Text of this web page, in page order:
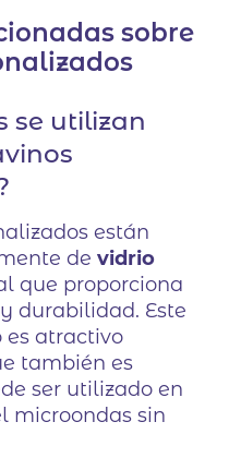
sobre
se utilizan
están
devidrio
que proporciona
durabilidad. Este
es atractivo
también es
ser utilizado en
microondas sin